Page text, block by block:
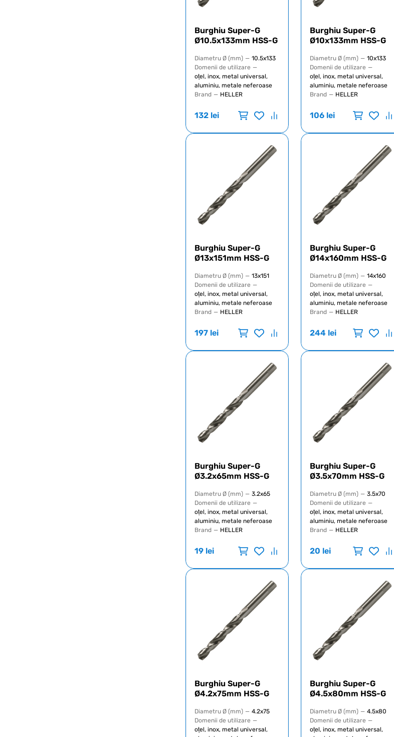
Burghiu Super-G
Ø10.5x133mm HSS-G
Diametru Ø (mm) — 10.5x133
Domenii de utilizare —
oțel, inox, metal universal,
aluminiu, metale neferoase
Brand — HELLER
132 lei
Burghiu Super-G
Ø10x133mm HSS-G
Diametru Ø (mm) — 10x133
Domenii de utilizare —
oțel, inox, metal universal,
aluminiu, metale neferoase
Brand — HELLER
106 lei
Burghiu Super-G
Ø13x151mm HSS-G
Diametru Ø (mm) — 13x151
Domenii de utilizare —
oțel, inox, metal universal,
aluminiu, metale neferoase
Brand — HELLER
197 lei
Burghiu Super-G
Ø14x160mm HSS-G
Diametru Ø (mm) — 14x160
Domenii de utilizare —
oțel, inox, metal universal,
aluminiu, metale neferoase
Brand — HELLER
244 lei
Burghiu Super-G
Ø3.2x65mm HSS-G
Diametru Ø (mm) — 3.2x65
Domenii de utilizare —
oțel, inox, metal universal,
aluminiu, metale neferoase
Brand — HELLER
19 lei
Burghiu Super-G
Ø3.5x70mm HSS-G
Diametru Ø (mm) — 3.5x70
Domenii de utilizare —
oțel, inox, metal universal,
aluminiu, metale neferoase
Brand — HELLER
20 lei
Burghiu Super-G
Ø4.2x75mm HSS-G
Diametru Ø (mm) — 4.2x75
Domenii de utilizare —
oțel, inox, metal universal,
Burghiu Super-G
Ø4.5x80mm HSS-G
Diametru Ø (mm) — 4.5x80
Domenii de utilizare —
oțel, inox, metal universal,